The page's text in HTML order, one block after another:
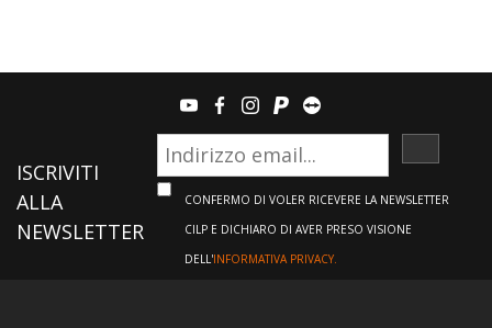
youtubefacebook
instagram
paypalteamviewer
ISCRIVITI
ALLA
NEWSLETTER
CONFERMO DI VOLER RICEVERE LA NEWSLETTER
CILP E DICHIARO DI AVER PRESO VISIONE
DELL'INFORMATIVA PRIVACY.